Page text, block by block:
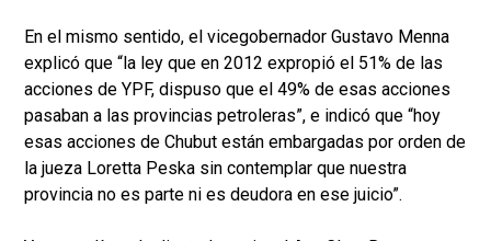
En el mismo sentido, el vicegobernador Gustavo Menna
explicó que “la ley que en 2012 expropió el 51% de las
acciones de YPF, dispuso que el 49% de esas acciones
pasaban a las provincias petroleras”, e indicó que “hoy
esas acciones de Chubut están embargadas por orden de
la jueza Loretta Peska sin contemplar que nuestra
provincia no es parte ni es deudora en ese juicio”.